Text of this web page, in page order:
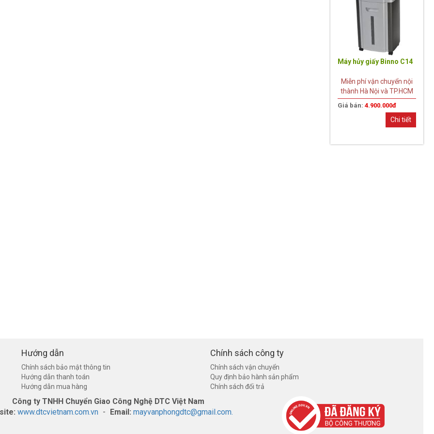
Máy hủy giấy Binno C14
Miễn phí vận chuyển nội
thành Hà Nội và TP.HCM
Giá bán:4.900.000đ
Chi tiết
Hướng dẫn
Chính sách bảo mật thông tin
Hướng dẫn thanh toán
Hướng dẫn mua hàng
Chính sách công ty
Chính sách vận chuyển
Quy định bảo hành sản phẩm
Chính sách đổi trả
Công ty TNHH Chuyển Giao Công Nghệ DTC Việt Nam
www.dtcvietnam.com.vn - Email:mayvanphongdtc@gmail.com.